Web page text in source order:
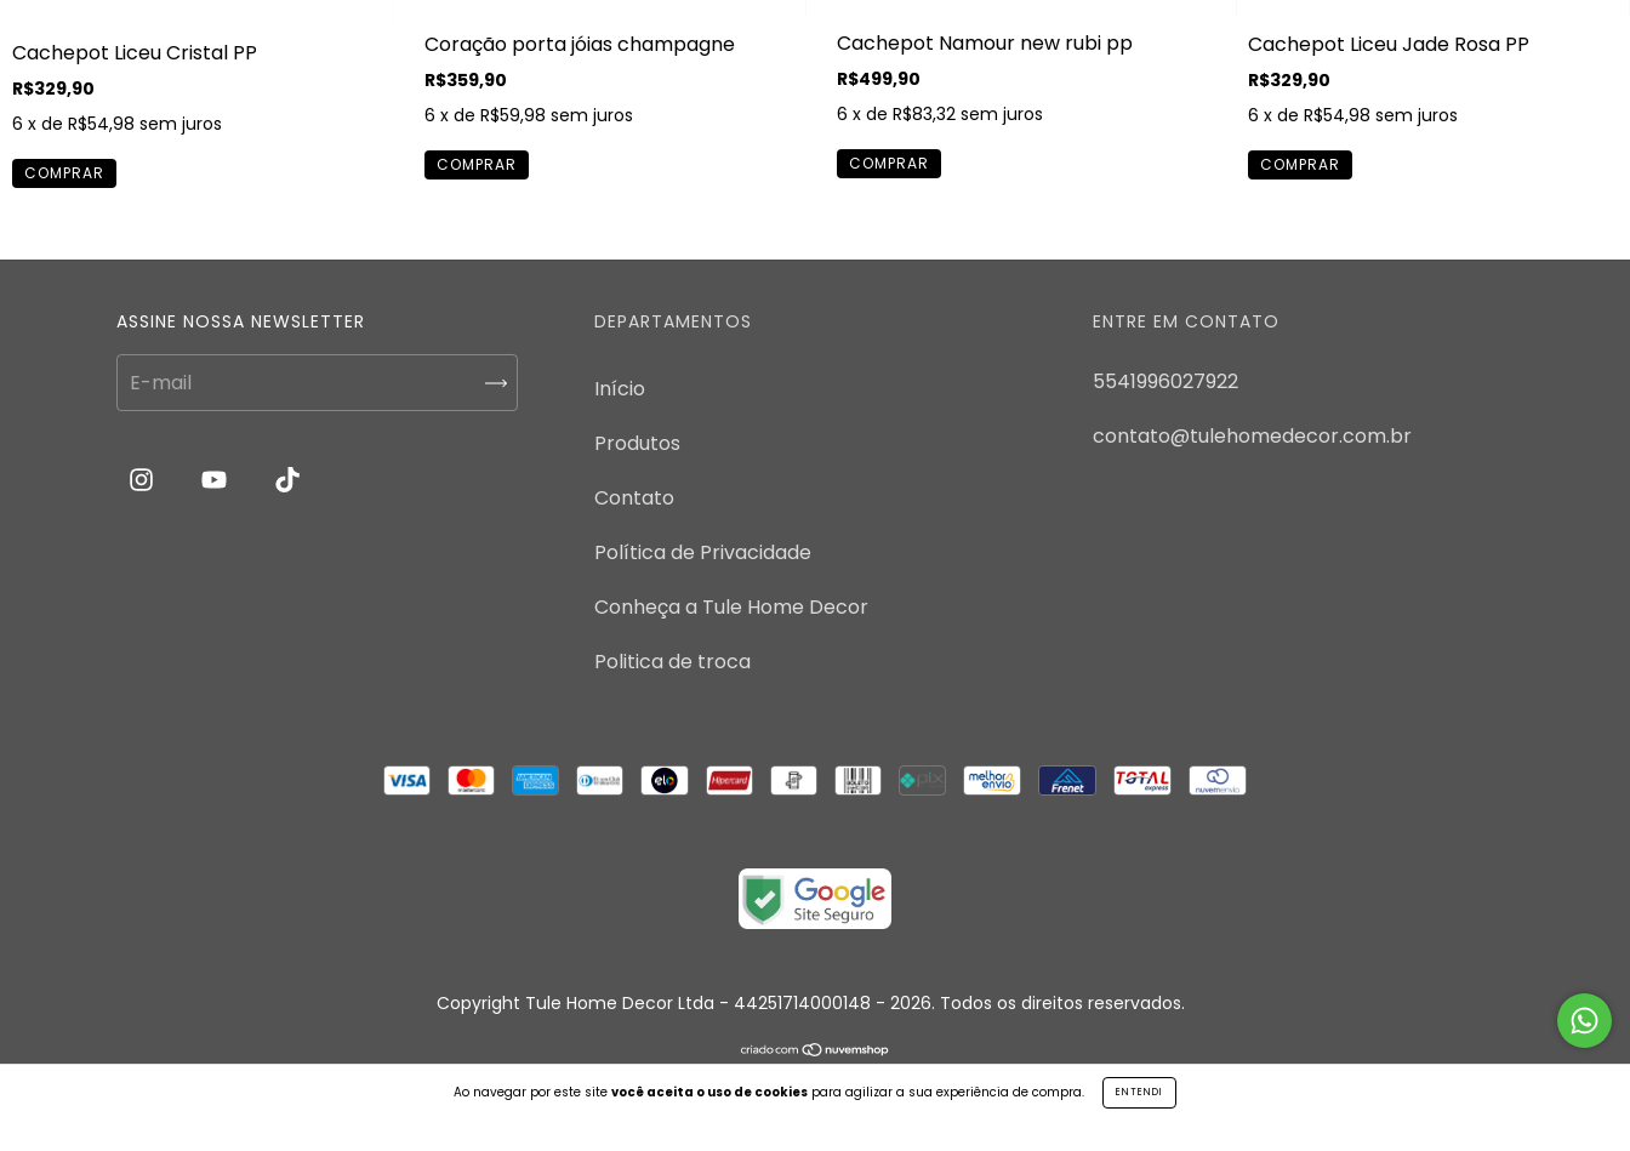
Ao navegar por este site você aceita o uso de cookies para agilizar a sua experiência de compra. ENTENDI
Cachepot Liceu Cristal PP
R$329,90
6 x de R$54,98 sem juros
Coração porta jóias champagne
R$359,90
6 x de R$59,98 sem juros
Cachepot Namour new rubi pp
R$499,90
6 x de R$83,32 sem juros
Cachepot Liceu Jade Rosa PP
R$329,90
6 x deR$54,98 sem juros
ASSINE NOSSA NEWSLETTER DEPARTAMENTOS
Início
Produtos
Contato
Política de Privacidade
Conheça a Tule Home Decor
Politica de troca
ENTRE EM CONTATO
5541996027922
contato@tulehomedecor.com.br
Copyright Tule Home Decor Ltda - 44251714000148 - 2026. Todos os direitos reservados.